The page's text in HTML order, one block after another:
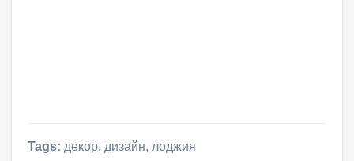
Tags: декор, дизайн, лоджия